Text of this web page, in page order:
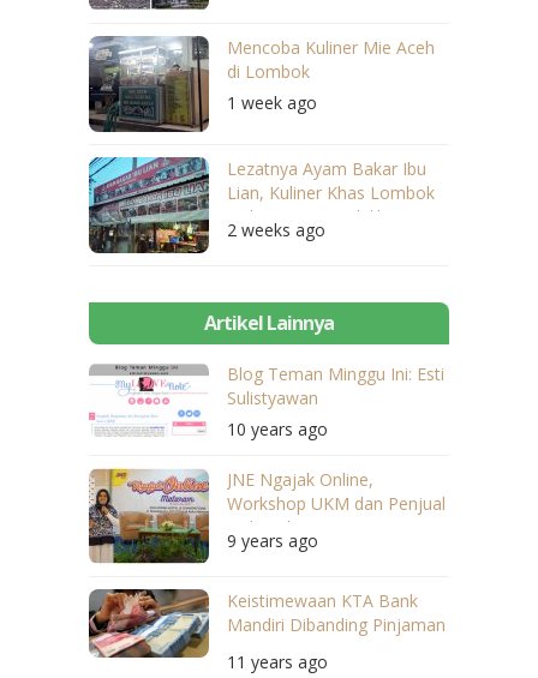
Mencoba Kuliner Mie Aceh
di Lombok
1 week ago
Lezatnya Ayam Bakar Ibu
Lian, Kuliner Khas Lombok
Dekat Dari Mandalika
2 weeks ago
Artikel Lainnya
Blog Teman Minggu Ini: Esti
Sulistyawan
10 years ago
JNE Ngajak Online,
Workshop UKM dan Penjual
Online di 18 Kota
9 years ago
Keistimewaan KTA Bank
Mandiri Dibanding Pinjaman
11 years ago